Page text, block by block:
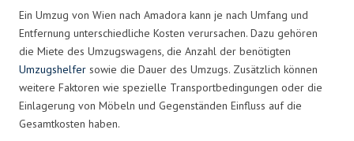
Ein Umzug von Wien nach Amadora kann je nach Umfang und
Entfernung unterschiedliche Kosten verursachen. Dazu gehören
die Miete des Umzugswagens, die Anzahl der benötigten
Umzugshelfer sowie die Dauer des Umzugs. Zusätzlich können
weitere Faktoren wie spezielle Transportbedingungen oder die
Einlagerung von Möbeln und Gegenständen Einfluss auf die
Gesamtkosten haben.